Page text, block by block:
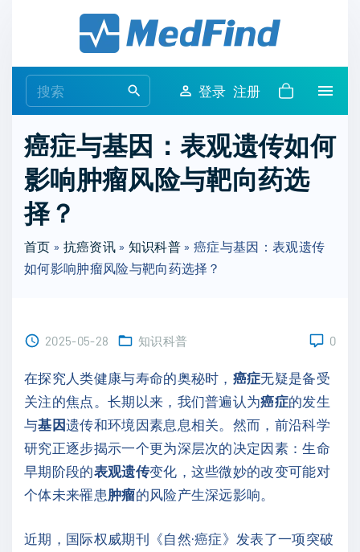
e
r
c
h
r
:
登录 注册
癌症与基因：表观遗传如何
影响肿瘤风险与靶向药选
择？
首页 » 抗癌资讯» 知识科普 »癌症与基因：表观遗传
如何影响肿瘤风险与靶向药选择？
2025-05-28 知识科普 0
在探究人类健康与寿命的奥秘时， 癌症无疑是备受
关注的焦点。长期以来，我们普遍认为癌症的发生
与基因遗传和环境因素息息相关。然而，前沿科学
研究正逐步揭示一个更为深层次的决定因素：生命
早期阶段的表观遗传变化，这些微妙的改变可能对
个体未来罹患肿瘤的风险产生深远影响。
近期，国际权威期刊《自然·癌症》发表了一项突破